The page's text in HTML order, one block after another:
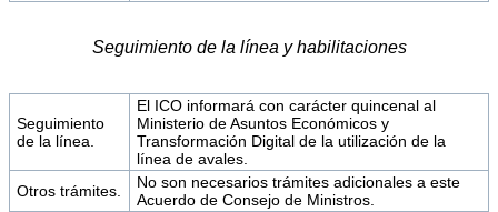
Seguimiento de la línea y habilitaciones
Seguimiento
de la línea.
El ICO informará con carácter quincenal al
Ministerio de Asuntos Económicos y
Transformación Digital de la utilización de la
línea de avales.
Otros trámites.
No son necesarios trámites adicionales a este
Acuerdo de Consejo de Ministros.